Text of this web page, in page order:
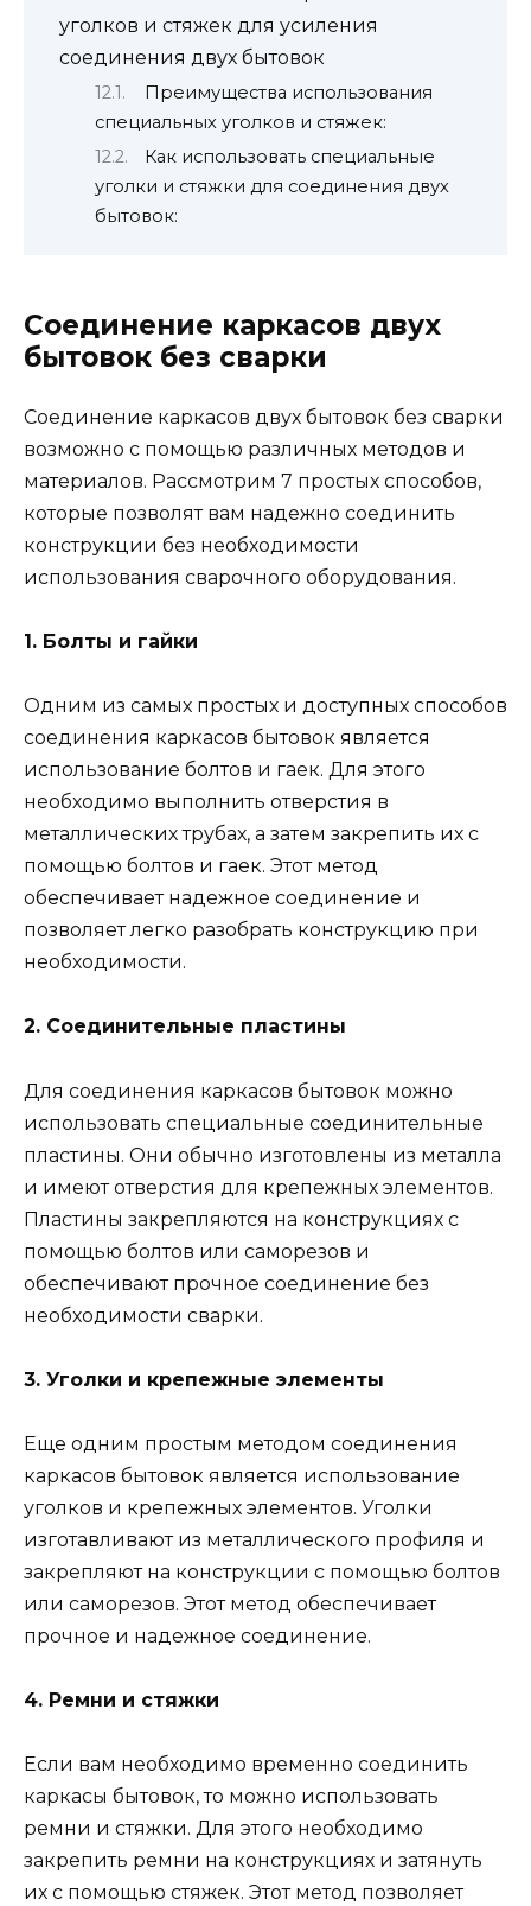
уголков и стяжек для усиления
соединения двух бытовок
Преимущества использования
специальных уголков и стяжек:
Как использовать специальные
уголки и стяжки для соединения двух
бытовок:
Соединение каркасов двух
бытовок без сварки
Соединение каркасов двух бытовок без сварки
возможно с помощью различных методов и
материалов. Рассмотрим 7 простых способов,
которые позволят вам надежно соединить
конструкции без необходимости
использования сварочного оборудования.
1. Болты и гайки
Одним из самых простых и доступных способов
соединения каркасов бытовок является
использование болтов и гаек. Для этого
необходимо выполнить отверстия в
металлических трубах, а затем закрепить их с
помощью болтов и гаек. Этот метод
обеспечивает надежное соединение и
позволяет легко разобрать конструкцию при
необходимости.
2. Соединительные пластины
Для соединения каркасов бытовок можно
использовать специальные соединительные
пластины. Они обычно изготовлены из металла
и имеют отверстия для крепежных элементов.
Пластины закрепляются на конструкциях с
помощью болтов или саморезов и
обеспечивают прочное соединение без
необходимости сварки.
3. Уголки и крепежные элементы
Еще одним простым методом соединения
каркасов бытовок является использование
уголков и крепежных элементов. Уголки
изготавливают из металлического профиля и
закрепляют на конструкции с помощью болтов
или саморезов. Этот метод обеспечивает
прочное и надежное соединение.
4. Ремни и стяжки
Если вам необходимо временно соединить
каркасы бытовок, то можно использовать
ремни и стяжки. Для этого необходимо
закрепить ремни на конструкциях и затянуть
их с помощью стяжек. Этот метод позволяет